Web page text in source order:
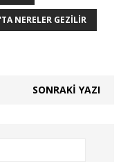
NERELER GEZILIR
SONRAKI YAZI